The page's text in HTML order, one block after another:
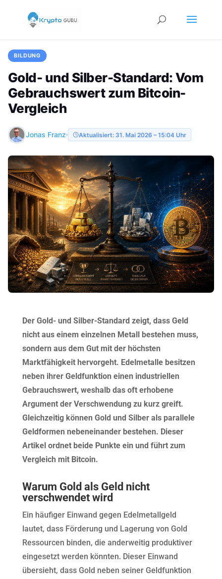
BILDUNG
Gold- und Silber-Standard: Vom
Gebrauchswert zum Bitcoin-
Vergleich
Jonas Franz Aktualisiert: 31. Mai 2026 – 15:04 Uhr
Der Gold- und Silber-Standard zeigt, dass Geld
nicht aus einem einzelnen Metall bestehen muss,
sondern aus dem Gut mit der höchsten
Marktfähigkeit hervorgeht. Edelmetalle besitzen
neben ihrer Geldfunktion einen industriellen
Gebrauchswert, weshalb das oft erhobene
Argument der Verschwendung zu kurz greift.
Gleichzeitig können Gold und Silber als parallele
Geldformen nebeneinander bestehen. Dieser
Artikel ordnet beide Punkte ein und führt zum
Vergleich mit Bitcoin.
Warum Gold als Geld nicht
verschwendet wird
Ein häufiger Einwand gegen Edelmetallgeld
lautet, dass Förderung und Lagerung von Gold
Ressourcen binden, die anderweitig produktiver
eingesetzt werden könnten. Dieser Einwand
übersieht, dass Gold neben seiner Geldfunktion